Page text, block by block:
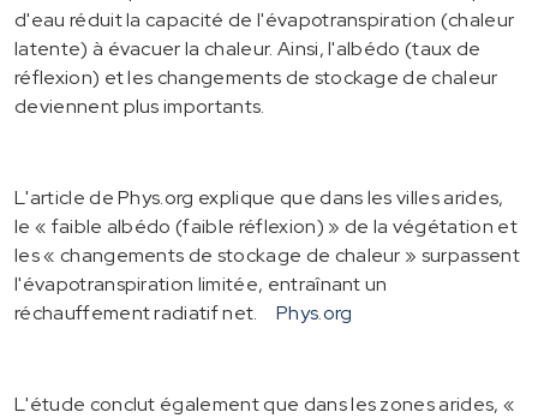
d'eau réduit la capacité de l'évapotranspiration (chaleur
latente) à évacuer la chaleur. Ainsi, l'albédo (taux de
réflexion) et les changements de stockage de chaleur
deviennent plus importants.
L'article de Phys.org explique que dans les villes arides,
le « faible albédo (faible réflexion) » de la végétation et
les « changements de stockage de chaleur » surpassent
l'évapotranspiration limitée, entraînant un
réchauffement radiatif net.
Phys.org
L'étude conclut également que dans les zones arides, «